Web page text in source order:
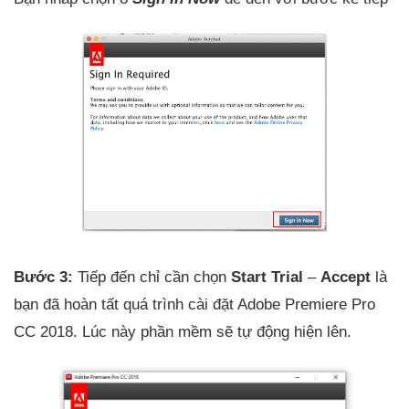
Bước 3: Tiếp đến chỉ cần chọn Start Trial – Accept là
bạn đã hoàn tất quá trình cài đặt Adobe Premiere Pro
CC 2018. Lúc này phần mềm sẽ tự động hiện lên.